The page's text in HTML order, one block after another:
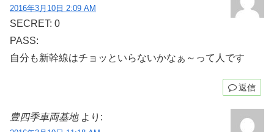
2016年3月10日 2:09 AM
SECRET: 0
PASS:
自分も新幹線はチョッといらないかなぁ～って人です
返信
豊四季車両基地 より: